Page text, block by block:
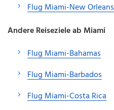
Flug Miami-New Orleans
Andere Reiseziele ab Miami
Flug Miami-Bahamas
Flug Miami-Barbados
Flug Miami-Costa Rica